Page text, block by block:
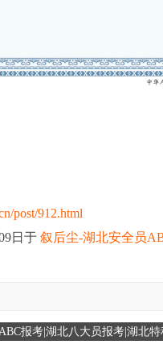
post/912.html
日于叙后尘-湖北安全员
报考|湖北八大员报考|湖北